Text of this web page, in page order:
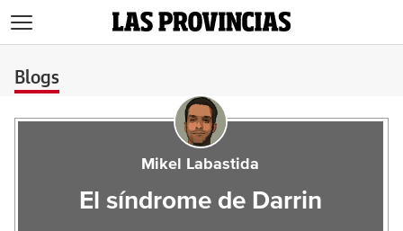
Blogs
Mikel Labastida
El síndrome de Darrin